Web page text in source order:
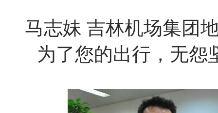
马志妹 吉林机场集团
为了您的出行，无怨